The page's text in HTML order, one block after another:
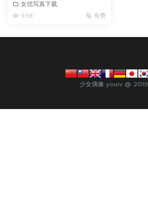
女优写真下载
938
免费
少女偶像 youiv @ 2019